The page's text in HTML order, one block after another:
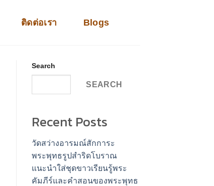
ติดต่อเรา Blogs
Search
SEARCH
Recent Posts
วัดสว่างอารมณ์สักการะ
พระพุทธรูปสำริดโบราณ
แนะนำใส่ชุดขาวเรียนรู้พระ
คัมภีร์และคำสอนของพระพุทธ